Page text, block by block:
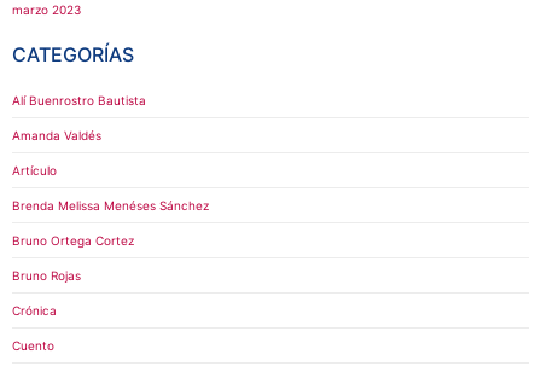
marzo 2023
CATEGORÍAS
Alí Buenrostro Bautista
Amanda Valdés
Artículo
Brenda Melissa Menéses Sánchez
Bruno Ortega Cortez
Bruno Rojas
Crónica
Cuento